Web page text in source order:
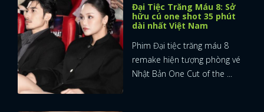
Đại Tiệc Trăng Máu 8: Sở
hữu cú one shot 35 phút
dài nhất Việt Nam
Phim Đại tiệc trăng máu 8
remake hiện tượng phòng vé
Nhật Bản One Cut of the ...